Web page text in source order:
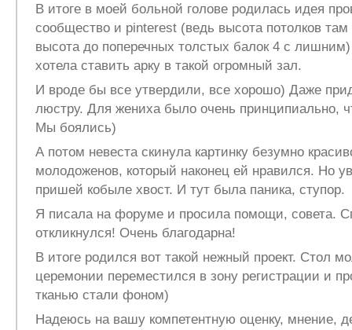
В итоге в моей больной голове родилась идея
сообщество и pinterest (ведь высота потолков там
высота до поперечных толстых балок 4 с
хотела ставить арку в такой огромный зал.
И вроде бы все утвердили, все хорошо) Даже
люстру. Для жениха было очень принципиально,
Мы боялись)
А потом невеста скинула картинку безумно
молодоженов, который наконец ей нравился. Но
пришей кобыле хвост. И тут была паника, ступор.
Я писала на форуме и просила помощи, совета.
откликнулся! Очень благодарна!
В итоге родился вот такой нежный проект. Стол
церемонии переместился в зону регистрации и
тканью стали фоном)
Надеюсь на вашу компетентную оценку, мнение,